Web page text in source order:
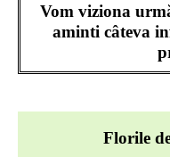
Vom viziona
aminti câteva
Florile